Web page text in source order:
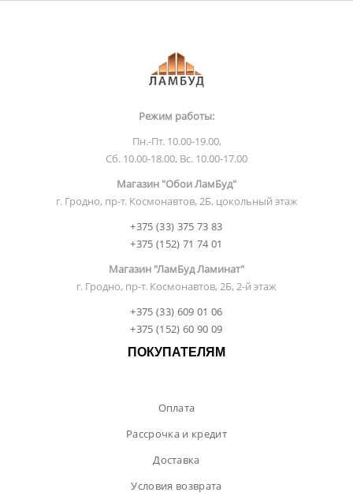
Режим работы:
Пн.-Пт. 10.00-19.00,
Сб. 10.00-18.00, Вс. 10.00-17.00
Магазин "Обои ЛамБуд"
г. Гродно, пр-т. Космонавтов, 2Б, цокольный этаж
+375 (33) 375 73 83
+375 (152) 71 74 01
Магазин "ЛамБуд Ламинат"
г. Гродно, пр-т. Космонавтов, 2Б, 2-й этаж
+375 (33) 609 01 06
+375 (152) 60 90 09
ПОКУПАТЕЛЯМ
Оплата
Рассрочка и кредит
Доставка
Условия возврата